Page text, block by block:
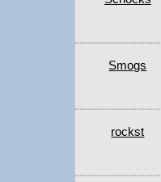
Smogs
rockst